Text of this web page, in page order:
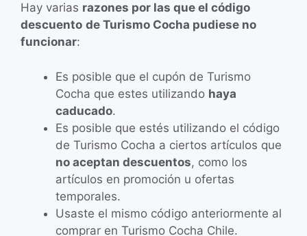
Hay varias razones por las que el código
descuento de Turismo Cocha pudiese no
funcionar:
Es posible que el cupón de Turismo
Cocha que estes utilizando haya
caducado.
Es posible que estés utilizando el código
de Turismo Cocha a ciertos artículos que
no aceptan descuentos, como los
artículos en promoción u ofertas
temporales.
Usaste el mismo código anteriormente al
comprar en Turismo Cocha Chile.